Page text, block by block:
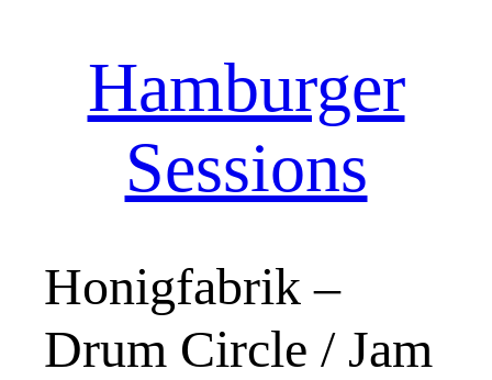
Hamburger
Sessions
Honigfabrik –
Drum Circle / Jam